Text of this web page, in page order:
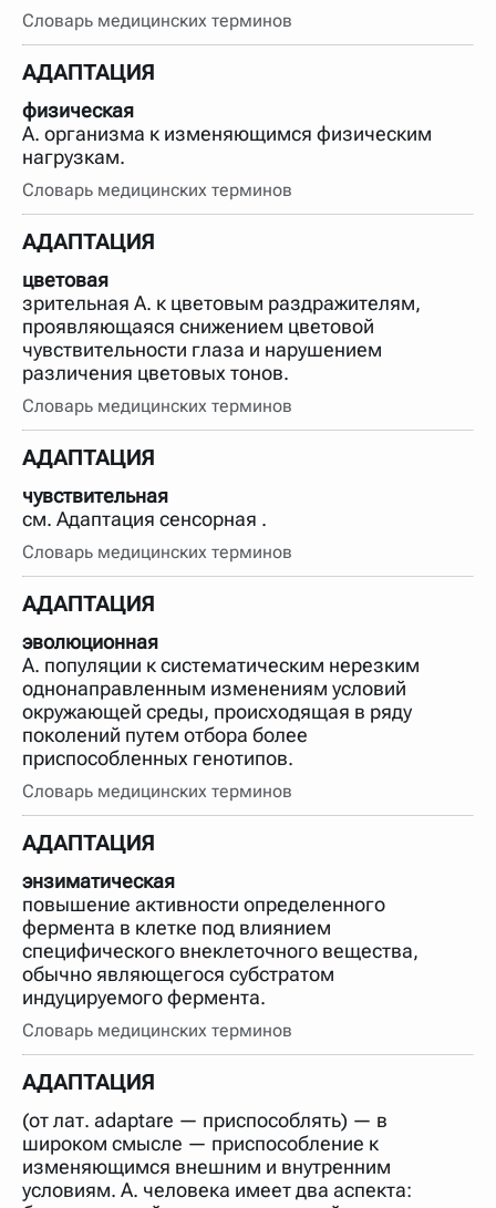
Словарь медицинских терминов
АДАПТАЦИЯ
физическая
А. организма к изменяющимся физическим
нагрузкам.
Словарь медицинских терминов
АДАПТАЦИЯ
цветовая
зрительная А. к цветовым раздражителям,
проявляющаяся снижением цветовой
чувствительности глаза и нарушением
различения цветовых тонов.
Словарь медицинских терминов
АДАПТАЦИЯ
чувствительная
см. Адаптация сенсорная .
Словарь медицинских терминов
АДАПТАЦИЯ
эволюционная
А. популяции к систематическим нерезким
однонаправленным изменениям условий
окружающей среды, происходящая в ряду
поколений путем отбора более
приспособленных генотипов.
Словарь медицинских терминов
АДАПТАЦИЯ
энзиматическая
повышение активности определенного
фермента в клетке под влиянием
специфического внеклеточного вещества,
обычно являющегося субстратом
индуцируемого фермента.
Словарь медицинских терминов
АДАПТАЦИЯ
(от лат. adaptare — приспособлять) — в
широком смысле — приспособление к
изменяющимся внешним и внутренним
условиям. А. человека имеет два аспекта: